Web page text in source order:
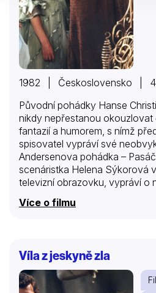
1982 | Československo |
Původní pohádky Hanse
nikdy nepřestanou okouzlovat
fantazií a humorem, s nímž
spisovatel vypráví své
Andersenova pohádka –
scenáristka Helena Sýkorová
televizní obrazovku, vypráví o
princezně, která ke své škodě
co je pravé a co falešné.
Více o filmu
Víla z jeskyně zla